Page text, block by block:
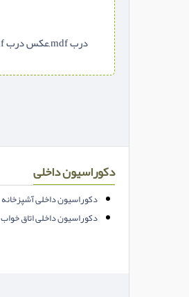
درب mdf,عکس درب mdf,طرح درب mdf,مدل طرح درب mdf,درب چوبی اتاق
دکوراسیون داخلی
دکوراسیون داخلی آشپزخانه
دکوراسیون داخلی اتاق خواب